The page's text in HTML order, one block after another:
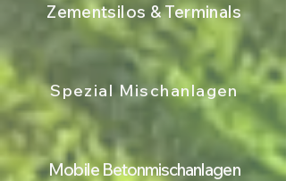
Zementsilos & Terminals
Spezial Mischanlagen
Mobile Betonmischanlagen